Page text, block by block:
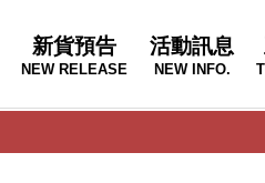
新貨預告
NEW RELEASE
活動訊息
NEW INFO.